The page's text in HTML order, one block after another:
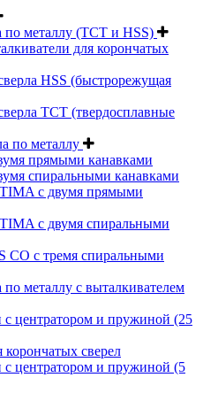
по металлу (TCT и HSS)
для корончатых
HSS (быстрорежущая
TCT (твердосплавные
по металлу
прямыми канавками
спиральными канавками
с двумя прямыми
с двумя спиральными
CО с тремя спиральными
по металлу c выталкивателем
центратором и пружиной (25
корончатых сверел
центратором и пружиной (5